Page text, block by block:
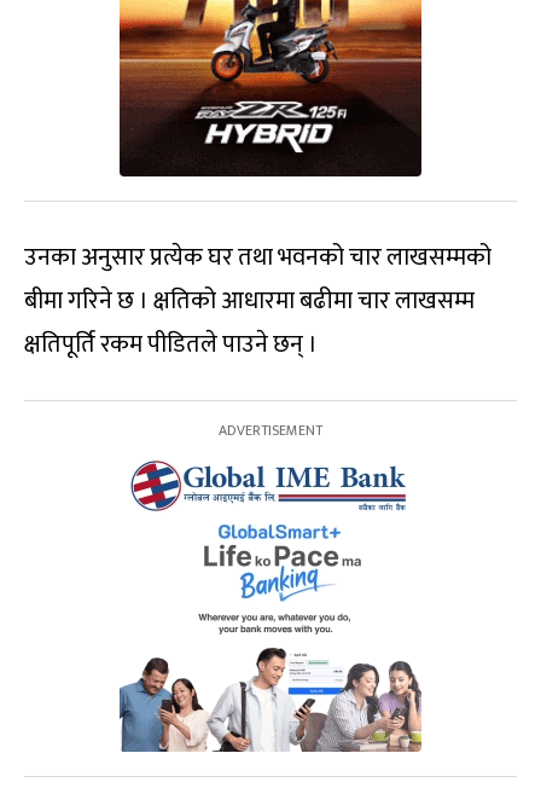
उनका अनुसार प्रत्येक घर तथा भवनको चार लाखसम्मको
बीमा गरिने छ । क्षतिको आधारमा बढीमा चार लाखसम्म
क्षतिपूर्ति रकम पीडितले पाउने छन् ।